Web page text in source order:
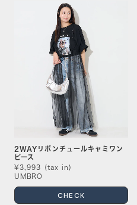
2WAYリボンチュールキャミワン
ピース
¥3,993 (tax in)
UMBRO
CHECK